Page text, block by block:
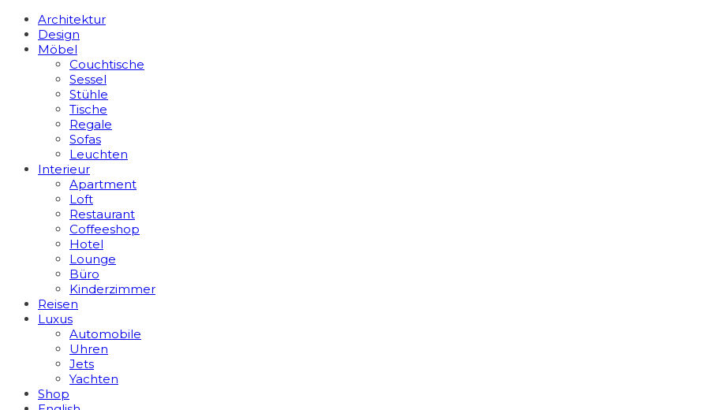
Architektur
Design
Möbel
Couchtische
Sessel
Stühle
Tische
Regale
Sofas
Leuchten
Interieur
Apart­ment
Loft
Restaurant
Coffeeshop
Hotel
Lounge
Büro
Kinderzimmer
Reisen
Luxus
Automobile
Uhren
Jets
Yachten
Shop